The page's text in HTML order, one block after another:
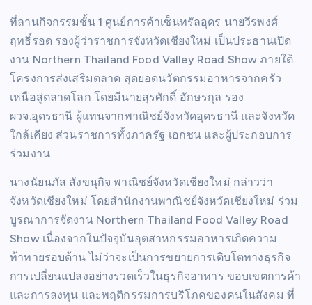
ที่ลานกิจกรรมชั้น 1 ศูนย์การค้าเซ็นทรัลอุดร นายวีรพงศ์
ฤทธิ์รอด รองผู้ว่าราชการจังหวัดเชียงใหม่ เป็นประธานเปิด
งาน Northern Thailand Food Valley Road Show ภายใต้
โครงการส่งเสริมตลาด สุดยอดนวัตกรรมอาหารจากครัว
เหนือสู่ตลาดโลก โดยมีนายสุรศักดิ์ อักษรกุล รอง
ผวจ.อุดรธานี ผู้แทนจากพาณิชย์จังหวัดอุดรธานี และจังหวัด
ใกล้เคียง ส่วนราชการทั้งภาครัฐ เอกชน และผู้ประกอบการ
ร่วมงาน
นางนัยนภัส สังขนุกิจ พาณิชย์จังหวัดเชียงใหม่ กล่าวว่า
จังหวัดเชียงใหม่ โดยสำนักงานพาณิชย์จังหวัดเชียงใหม่ ร่วม
บูรณาการจัดงาน Northern Thailand Food Valley Road
Show เนื่องจากในปัจจุบันอุตสาหกรรมอาหารเกิดความ
ท้าทายรอบด้าน ไม่ว่าจะเป็นการขยายการเติบโตทางธุรกิจ
การเปลี่ยนแปลงอย่างรวดเร็วในธุรกิจอาหาร ขอบเขตการค้า
และการลงทุน และพฤติกรรมการบริโภคของคนในสังคม ที่